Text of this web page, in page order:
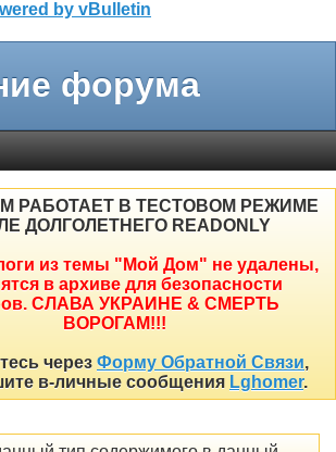
форума
РАБОТАЕТ В ТЕСТОВОМ РЕЖИМЕ
ДОЛГОЛЕТНЕГО READONLY
из темы "Мой Дом" не удалены,
в архиве для безопасности
СЛАВА УКРАИНЕ & СМЕРТЬ
ВОРОГАМ!!!
через Форму Обратной Связи,
в-личные сообщения Lghomer.